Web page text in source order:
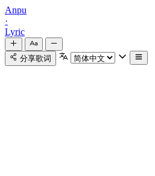
Anpu
·
Lyric
分享歌词